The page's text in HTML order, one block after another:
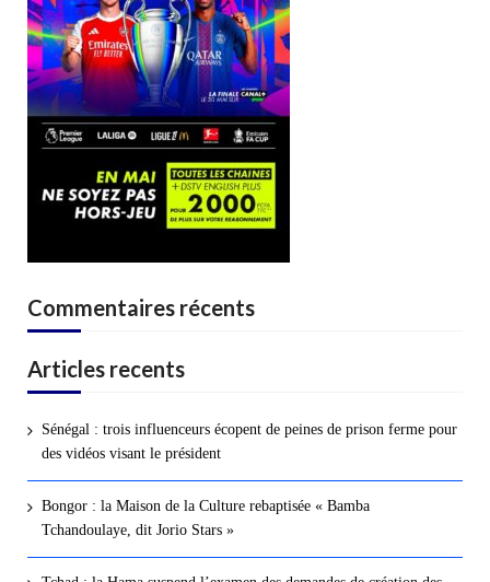
Commentaires récents
Articles recents
Sénégal : trois influenceurs écopent de peines de prison ferme pour
des vidéos visant le président
Bongor : la Maison de la Culture rebaptisée « Bamba
Tchandoulaye, dit Jorio Stars »